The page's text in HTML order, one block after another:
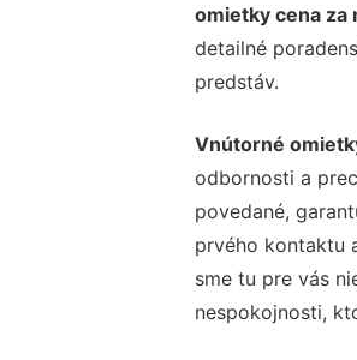
omietky cena za
detailné
predstáv.
Vnútorné
odbornosti a
povedané,
prvého kontaktu
sme tu pre vás
nespokojnosti,